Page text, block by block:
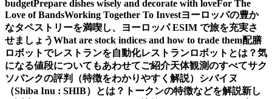
budgetPrepare dishes wisely and decorate with loveFor The
Love of BandsWorking Together To Investヨーロッパの豊か
なタペストリーを満喫し、ヨーロッパ ESIM で旅を充実さ
せましょうWhat are stock indices and how to trade them配膳
ロボットでレストランを自動化レストランロボットとは？気
になる値段についてもあわせてご紹介天体観測のすべてサク
ソバンクの評判（特徴をわかりやすく解説） シバイヌ
（Shiba Inu : SHIB）とは？トークンの特徴などを解説新し